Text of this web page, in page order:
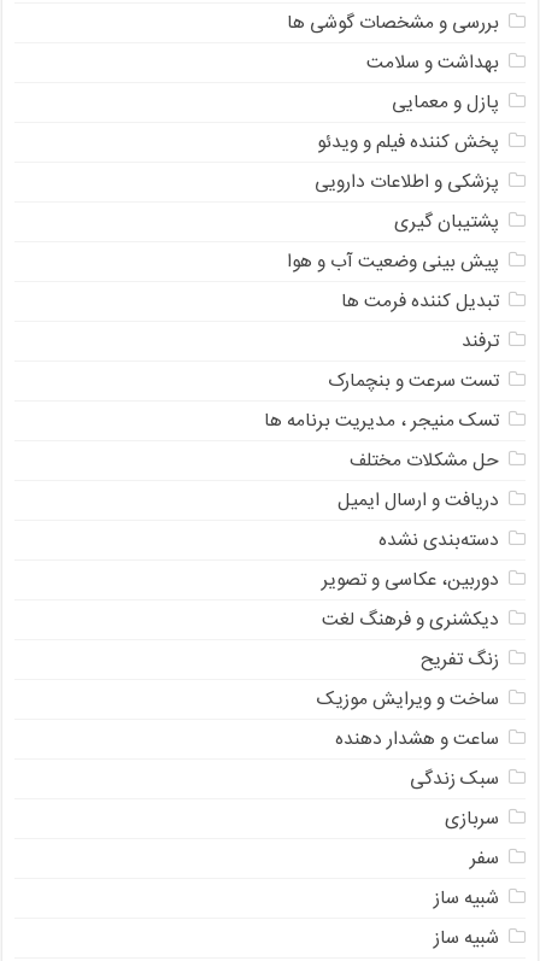
بررسی و مشخصات گوشی ها
بهداشت و سلامت
پازل و معمایی
پخش کننده فیلم و ویدئو
پزشکی و اطلاعات دارویی
پشتیبان گیری
پیش بینی وضعیت آب و هوا
تبدیل کننده فرمت ها
ترفند
تست سرعت و بنچمارک
تسک منیجر ، مدیریت برنامه ها
حل مشکلات مختلف
دریافت و ارسال ایمیل
دسته‌بندی نشده
دوربین، عکاسی و تصویر
دیکشنری و فرهنگ لغت
زنگ تفریح
ساخت و ویرایش موزیک
ساعت و هشدار دهنده
سبک زندگی
سربازی
سفر
شبیه ساز
شبیه ساز